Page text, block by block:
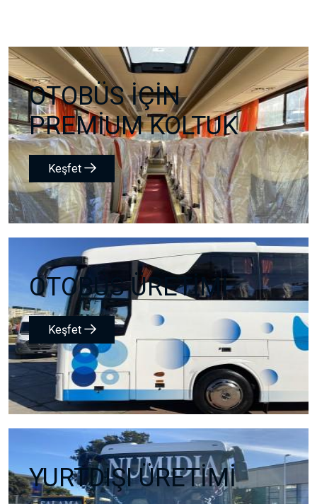
OTOBÜS İÇİN
PREMİUM KOLTUK
Keşfet
OTOBÜS ÜRETİMİ
Keşfet
YURTDIŞI ÜRETİMİ